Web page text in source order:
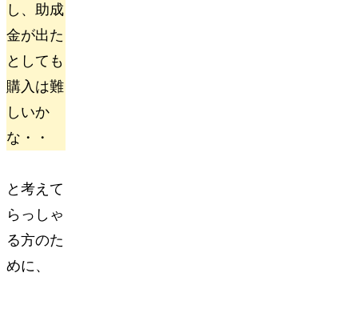
し、助成
金が出た
としても
購入は難
しいか
な・・
と考えて
らっしゃ
る方のた
めに、